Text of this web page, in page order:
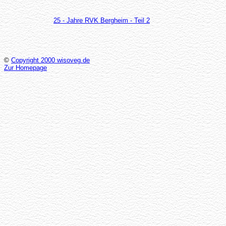
25 - Jahre RVK Bergheim - Teil 2
© Copyright 2000 wisoveg.de
Zur Homepage